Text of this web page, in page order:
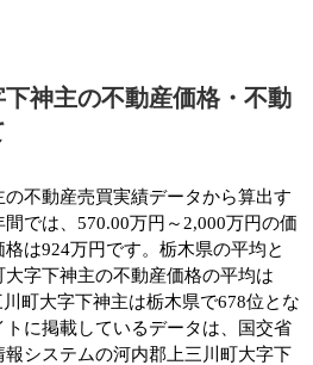
神主の不動産価格・不動
不動産売買実績データから算出す
では、570.00万円～2,000万円の価
は924万円です。栃木県の平均と
字下神主の不動産価格の平均は
町大字下神主は栃木県で678位とな
に掲載しているデータは、国交省
システムの河内郡上三川町大字下